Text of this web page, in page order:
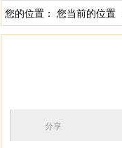
您的位置： 您当前的位置
分享